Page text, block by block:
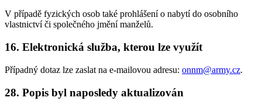
V případě fyzických osob také prohlášení o nabytí do osobního
vlastnictví či společného jmění manželů.
16. Elektronická služba, kterou lze využít
Případný dotaz lze zaslat na e-mailovou adresu: onnm@army.cz.
28. Popis byl naposledy aktualizován